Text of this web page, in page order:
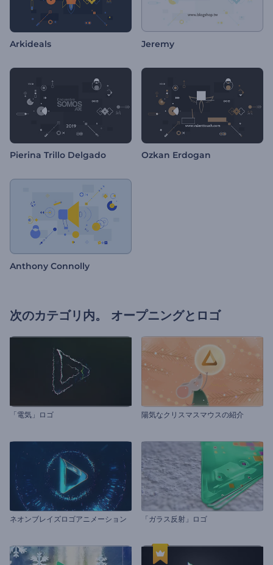
Arkideals Jeremy
Pierina Trillo Delgado Ozkan Erdogan
Anthony Connolly
次のカテゴリ内。 オープニングとロゴ
「電気」ロゴ 陽気なクリスマスマウスの紹介
ネオンブレイズロゴアニメーション 「ガラス反射」ロゴ